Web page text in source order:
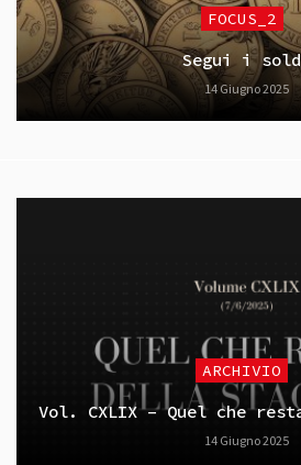
FOCUS_2
Segui i
14 Giugno 2025
ARCHIVIO
Vol. CXLIX – Quel che
14 Giugno 2025